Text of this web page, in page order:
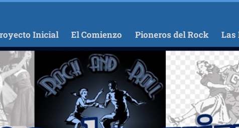
Inicial El Comienzo Pioneros del Rock Las